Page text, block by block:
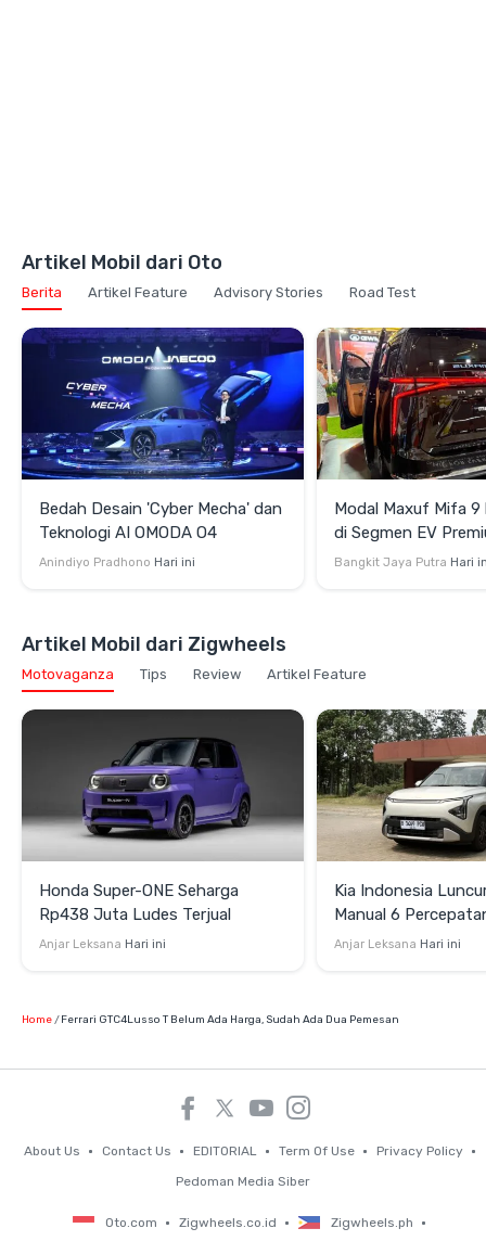
Artikel Mobil dari Oto
Berita Artikel Feature Advisory Stories Road Test
Bedah Desain 'Cyber Mecha' dan
Teknologi AI OMODA O4
Anindiyo Pradhono Hari ini
Modal Maxuf Mifa
di Segmen EV
Rp958 Juta
Bangkit Jaya Putra Hari
Artikel Mobil dari Zigwheels
Motovaganza Tips Review Artikel Feature
Honda Super-ONE Seharga
Rp438 Juta Ludes Terjual
Anjar Leksana Hari ini
Kia Indonesia
Manual 6
Rp269 Juta
Anjar Leksana Hari ini
Home Ferrari GTC4Lusso T Belum Ada Harga, Sudah Ada Dua Pemesan
About Us Contact Us EDITORIAL Term Of Use
Privacy Policy
Pedoman Media Siber
Oto.com Zigwheels.co.id Zigwheels.ph